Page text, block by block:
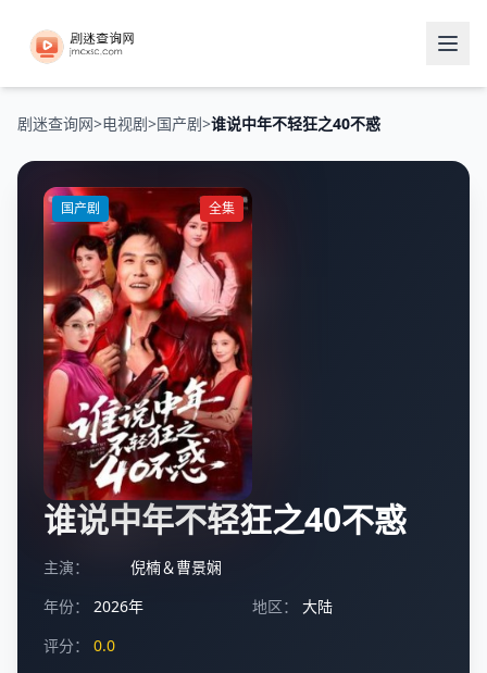
剧迷查询网>电视剧>国产剧>谁说中年不轻狂之40不惑
国产剧 全集
谁说中年不轻狂之40不惑
主演：
倪楠＆曹景娴
年份：
2026年 地区：
大陆
评分：
0.0